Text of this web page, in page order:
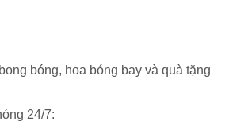
bóng, hoa bóng bay và quà tặng
24/7: